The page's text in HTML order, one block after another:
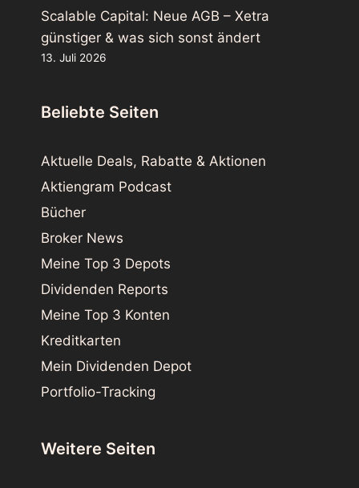
Scalable Capital: Neue AGB – Xetra
günstiger & was sich sonst ändert
13. Juli 2026
Beliebte Seiten
Aktuelle Deals, Rabatte & Aktionen
Aktiengram Podcast
Bücher
Broker News
Meine Top 3 Depots
Dividenden Reports
Meine Top 3 Konten
Kreditkarten
Mein Dividenden Depot
Portfolio-Tracking
Weitere Seiten